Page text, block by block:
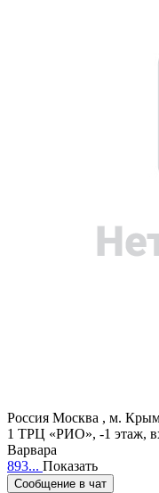
Россия Москва , м.
1 ТРЦ «РИО», -1 этаж,
Варвара
893... Показать
Сообщение в чат